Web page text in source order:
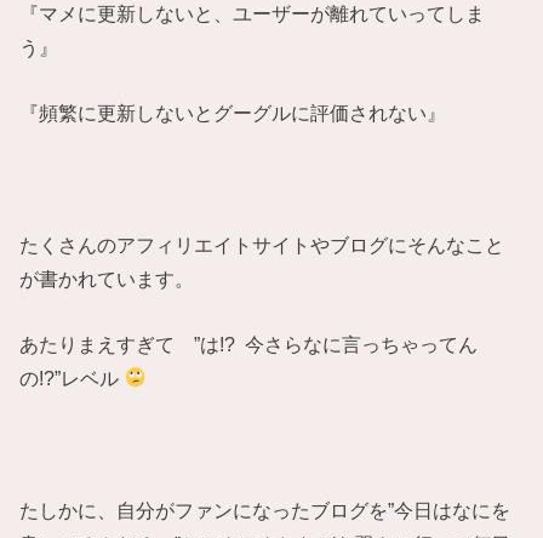
『マメに更新しないと、ユーザーが離れていってしま
う』
『頻繁に更新しないとグーグルに評価されない』
たくさんのアフィリエイトサイトやブログにそんなこと
が書かれています。
あたりまえすぎて ”は!? 今さらなに言っちゃってん
の!?”レベル
たしかに、自分がファンになったブログを”今日はなにを